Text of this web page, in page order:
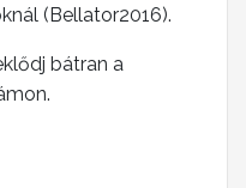
(Bellator2016).
bátran a